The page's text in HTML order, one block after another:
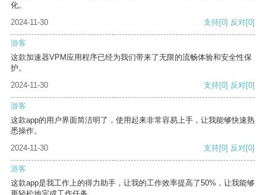
化。
2024-11-30
支持[0] 反对[0]
游客
这款加速器VPM应用程序已经为我们带来了无限的流畅体验和安全性保
护。
2024-11-30
支持[0] 反对[0]
游客
这款app的用户界面简洁明了，使用起来非常容易上手，让我能够快速熟
悉操作。
2024-11-30
支持[0] 反对[0]
游客
这款app是我工作上的得力助手，让我的工作效率提高了50%，让我能够